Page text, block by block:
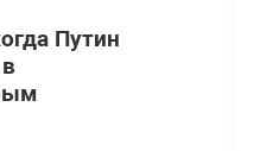
Путин